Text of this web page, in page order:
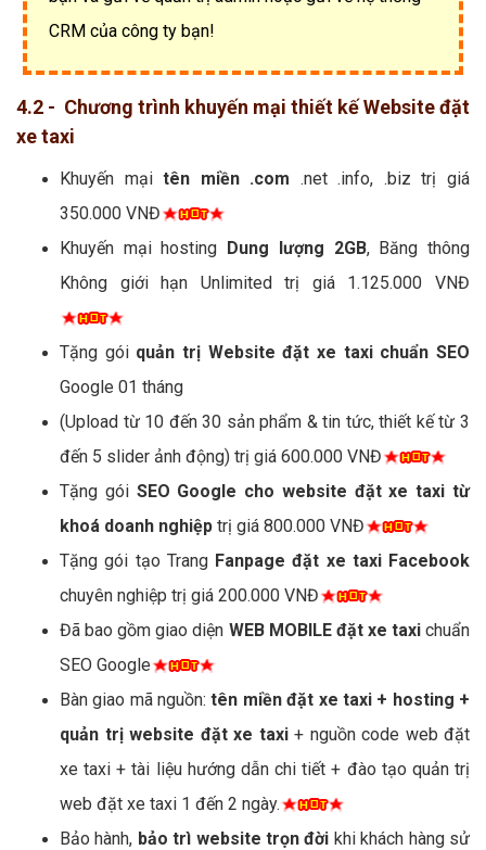
CRM của công ty bạn!
4.2 - Chương trình khuyến mại thiết kế Website đặt
xe taxi
Khuyến mạitên miền .com .net .info, .biz trị giá
350.000 VNĐ
Khuyến mại hosting Dung lượng 2GB, Băng thông
Không giới hạn Unlimited trị giá 1.125.000 VNĐ
Tặng gói quản trị Website đặt xe taxi chuẩn SEO
Google 01 tháng
(Upload từ 10 đến 30 sản phẩm & tin tức, thiết kế từ 3
đến 5 slider ảnh động) trị giá 600.000 VNĐ
Tặng gói SEO Google cho website đặt xe taxi từ
khoá doanh nghiệp trị giá 800.000 VNĐ
Tặng gói tạo Trang Fanpage đặt xe taxi Facebook
chuyên nghiệp trị giá 200.000 VNĐ
Đã bao gồm giao diện WEB MOBILE đặt xe taxichuẩn
SEO Google
Bàn giao mã nguồn:tên miền đặt xe taxi + hosting +
quản trị website đặt xe taxi+ nguồn code web đặt
xe taxi + tài liệu hướng dẫn chi tiết + đào tạo quản trị
web đặt xe taxi 1 đến 2 ngày.
Bảo hành, bảo trì website trọn đời khi khách hàng sử